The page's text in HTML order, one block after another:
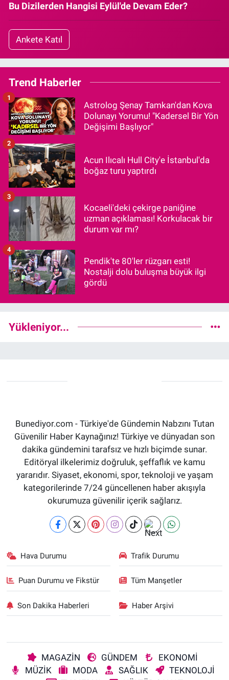
Bu Dizilerden Hangisi Eylül'de Devam Eder?
Ankete Katıl
Trend Haberler
Astrolog Şenay Tamkan'dan Kova
Dolunayı Yorumu! "Kadersel Bir Yön
Değişimi Başlıyor"
1
Acun Ilıcalı Hull City'e İstanbul'da
boğaz turu yaptırdı
2
Kocaeli'deki çekirge paniğine
uzman açıklaması! Korkulacak bir
durum var mı?
3
Pendik'te 80'ler rüzgarı esti!
Nostalji dolu buluşma büyük ilgi
gördü
4
Yükleniyor...
Bunediyor.com - Türkiye'de Gündemin Nabzını Tutan
Güvenilir Haber Kaynağınız! Türkiye ve dünyadan son
dakika gündemini tarafsız ve hızlı biçimde sunar.
Editöryal ilkelerimiz doğruluk, şeffaflık ve kamu
yararıdır. Siyaset, ekonomi, spor, teknoloji ve yaşam
kategorilerinde 7/24 güncellenen haber akışıyla
okurumuza güvenilir içerik sağlarız.
Hava Durumu Trafik Durumu
Puan Durumu ve Fikstür Tüm Manşetler
Son Dakika Haberleri Haber Arşivi
MAGAZİN GÜNDEM
EKONOMİ
MÜZİK
MODA SAĞLIK
TEKNOLOJİ